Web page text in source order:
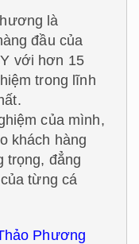
là
đầu của
với hơn 15
trong lĩnh
của mình,
khách hàng
trọng, đẳng
từng cá
Phương